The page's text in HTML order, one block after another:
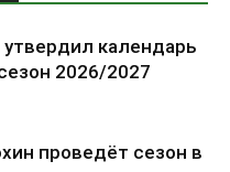
календарь
2026/2027
проведёт сезон в